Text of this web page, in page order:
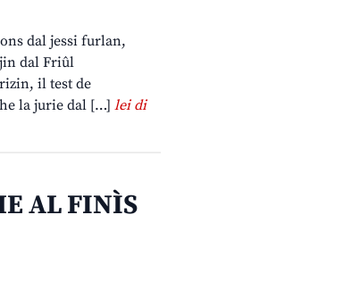
dal jessi furlan,
dal Friûl
il test de
la jurie dal […] lei di
AL FINÌS